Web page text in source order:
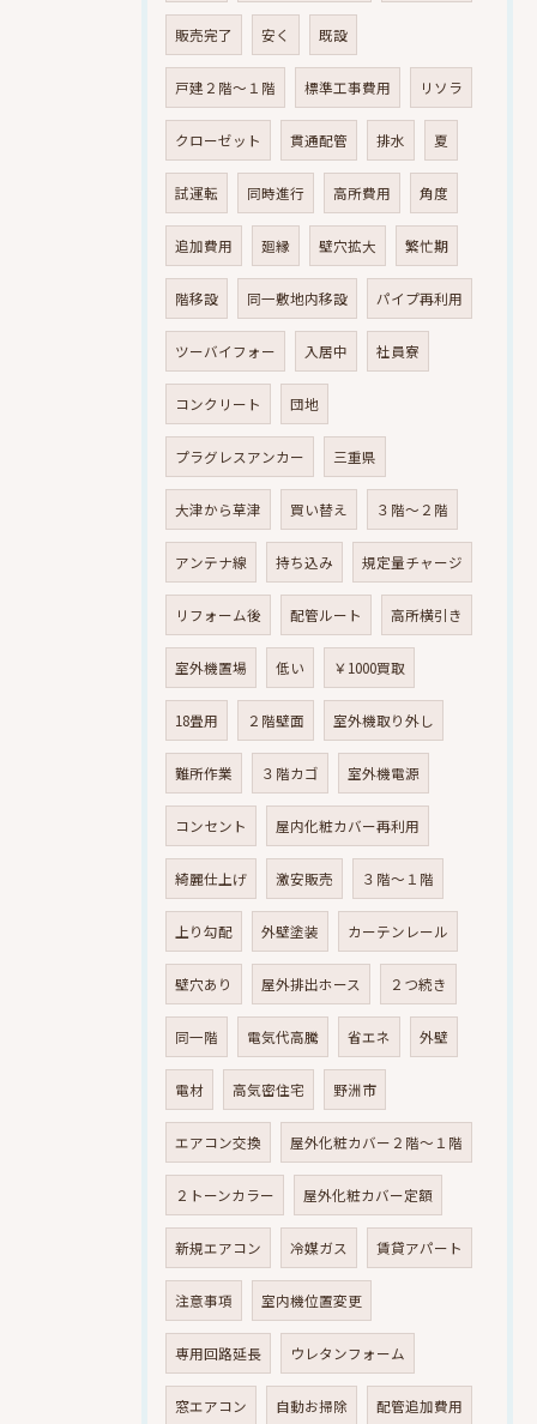
販売完了 安く 既設
戸建２階～１階 標準工事費用 リソラ
クローゼット 貫通配管 排水 夏
試運転 同時進行 高所費用 角度
追加費用 廻縁 壁穴拡大 繁忙期
階移設 同一敷地内移設 パイプ再利用
ツーバイフォー 入居中 社員寮
コンクリート 団地
プラグレスアンカー 三重県
大津から草津 買い替え ３階～２階
アンテナ線 持ち込み 規定量チャージ
リフォーム後 配管ルート 高所横引き
室外機置場 低い ￥1000買取
18畳用 ２階壁面 室外機取り外し
難所作業 ３階カゴ 室外機電源
コンセント 屋内化粧カバー再利用
綺麗仕上げ 激安販売 ３階～１階
上り勾配 外壁塗装 カーテンレール
壁穴あり 屋外排出ホース ２つ続き
同一階 電気代高騰 省エネ 外壁
電材 高気密住宅 野洲市
エアコン交換 屋外化粧カバー２階～１階
２トーンカラー 屋外化粧カバー定額
新規エアコン 冷媒ガス 賃貸アパート
注意事項 室内機位置変更
専用回路延長 ウレタンフォーム
窓エアコン 自動お掃除 配管追加費用